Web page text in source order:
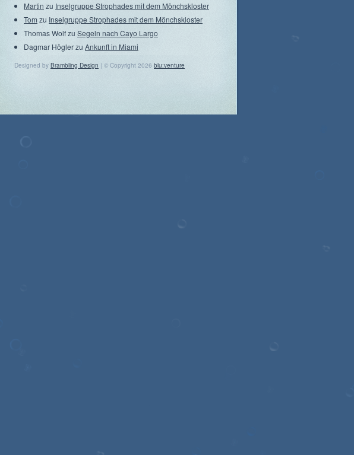
Martin zu Inselgruppe Strophades mit dem Mönchskloster
Tom zu Inselgruppe Strophades mit dem Mönchskloster
Thomas Wolfzu Segeln nach Cayo Largo
Dagmar Höglerzu Ankunft in Miami
Designed by Brambling Design | © Copyright 2026 blu:venture